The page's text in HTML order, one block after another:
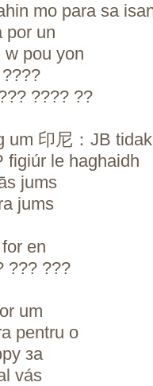
mo para sa
por un
w pou yon
???? ??
um 印尼：JB
figiúr le haghaidh
jums
jums
en
??? ???
um
pentru o
за
vás